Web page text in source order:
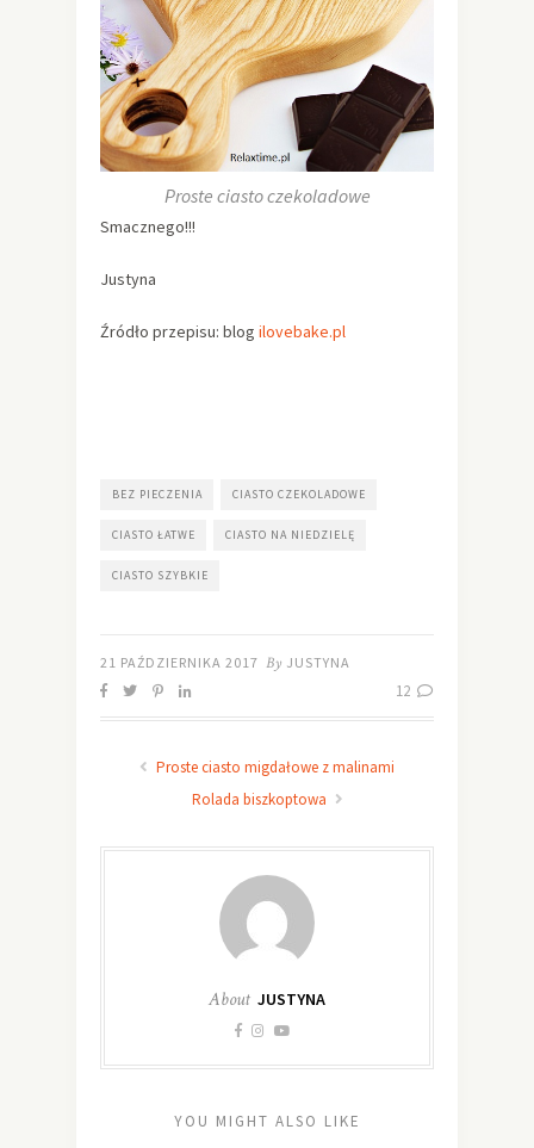
Proste ciasto czekoladowe
Smacznego!!!
Justyna
Źródło przepisu: blog ilovebake.pl
BEZ PIECZENIA CIASTO CZEKOLADOWE
CIASTO ŁATWE CIASTO NA NIEDZIELĘ
CIASTO SZYBKIE
21 PAŹDZIERNIKA 2017 By JUSTYNA
12
Proste ciasto migdałowe z malinami
Rolada biszkoptowa
About JUSTYNA
YOU MIGHT ALSO LIKE